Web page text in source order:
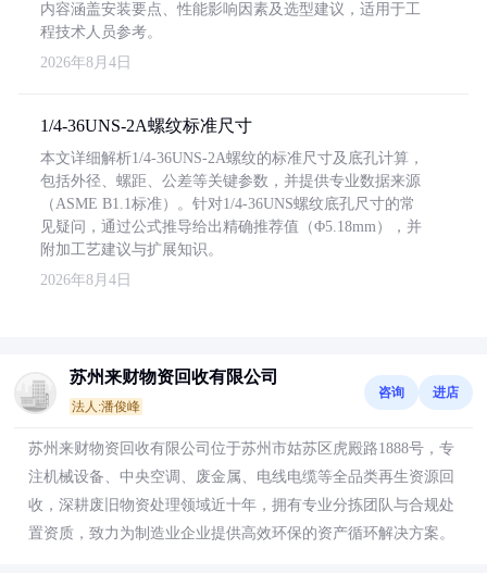
内容涵盖安装要点、性能影响因素及选型建议，适用于工
程技术人员参考。
2026年8月4日
1/4-36UNS-2A螺纹标准尺寸
本文详细解析1/4-36UNS-2A螺纹的标准尺寸及底孔计算，
包括外径、螺距、公差等关键参数，并提供专业数据来源
（ASME B1.1标准）。针对1/4-36UNS螺纹底孔尺寸的常
见疑问，通过公式推导给出精确推荐值（Φ5.18mm），并
附加工艺建议与扩展知识。
2026年8月4日
苏州来财物资回收有限公司
法人:潘俊峰
咨询 进店
苏州来财物资回收有限公司位于苏州市姑苏区虎殿路1888号，专
注机械设备、中央空调、废金属、电线电缆等全品类再生资源回
收，深耕废旧物资处理领域近十年，拥有专业分拣团队与合规处
置资质，致力为制造业企业提供高效环保的资产循环解决方案。